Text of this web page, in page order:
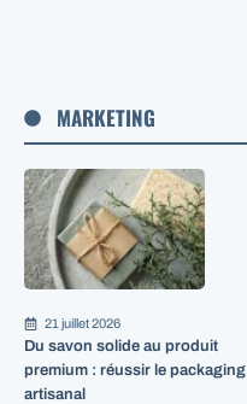
MARKETING
21 juillet 2026
Du savon solide au produit
premium : réussir le packaging
artisanal